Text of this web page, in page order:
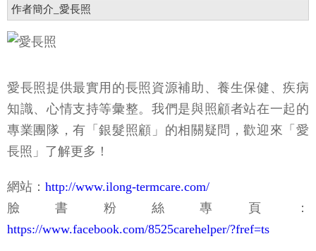
作者簡介_愛長照
愛長照提供最實用的長照資源補助、養生保健、疾病
知識、心情支持等彙整。我們是與照顧者站在一起的
專業團隊，有「銀髮照顧」的相關疑問，歡迎來「愛
長照」了解更多！
網站： http://www.ilong-termcare.com/
臉書粉絲專頁：
https://www.facebook.com/8525carehelper/?fref=ts